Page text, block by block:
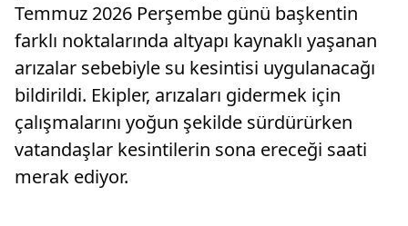
Temmuz 2026 Perşembe günü başkentin
farklı noktalarında altyapı kaynaklı yaşanan
arızalar sebebiyle su kesintisi uygulanacağı
bildirildi. Ekipler, arızaları gidermek için
çalışmalarını yoğun şekilde sürdürürken
vatandaşlar kesintilerin sona ereceği saati
merak ediyor.